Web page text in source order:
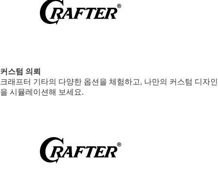
커스텀 의뢰
크래프터 기타의 다양한 옵션을 체험하고, 나만의 커스텀 디자인
을 시뮬레이션해 보세요.